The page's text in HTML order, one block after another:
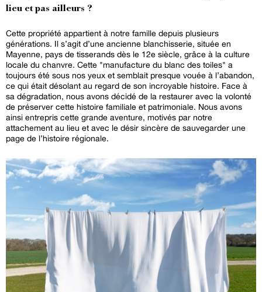
lieu et pas ailleurs ?
Cette propriété appartient à notre famille depuis plusieurs
générations. Il s’agit d’une ancienne blanchisserie, située en
Mayenne, pays de tisserands dès le 12e siècle, grâce à la culture
locale du chanvre. Cette "manufacture du blanc des toiles" a
toujours été sous nos yeux et semblait presque vouée à l’abandon,
ce qui était désolant au regard de son incroyable histoire. Face à
sa dégradation, nous avons décidé de la restaurer avec la volonté
de préserver cette histoire familiale et patrimoniale. Nous avons
ainsi entrepris cette grande aventure, motivés par notre
attachement au lieu et avec le désir sincère de sauvegarder une
page de l’histoire régionale.